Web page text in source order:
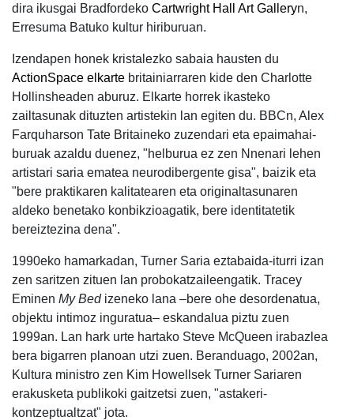
dira ikusgai Bradfordeko Cartwright Hall Art Galleryn,
Erresuma Batuko kultur hiriburuan.
Izendapen honek kristalezko sabaia hausten du
ActionSpace elkarte britainiarraren kide den Charlotte
Hollinsheaden aburuz. Elkarte horrek ikasteko
zailtasunak dituzten artistekin lan egiten du. BBCn, Alex
Farquharson Tate Britaineko zuzendari eta epaimahai-
buruak azaldu duenez, "helburua ez zen Nnenari lehen
artistari saria ematea neurodibergente gisa", baizik eta
"bere praktikaren kalitatearen eta originaltasunaren
aldeko benetako konbikzioagatik, bere identitatetik
bereiztezina dena".
1990eko hamarkadan, Turner Saria eztabaida-iturri izan
zen saritzen zituen lan probokatzaileengatik. Tracey
Eminen My Bedizeneko lana –bere ohe desordenatua,
objektu intimoz inguratua– eskandalua piztu zuen
1999an. Lan hark urte hartako Steve McQueen irabazlea
bera bigarren planoan utzi zuen. Beranduago, 2002an,
Kultura ministro zen Kim Howellsek Turner Sariaren
erakusketa publikoki gaitzetsi zuen, "astakeri-
kontzeptualtzat" jota.